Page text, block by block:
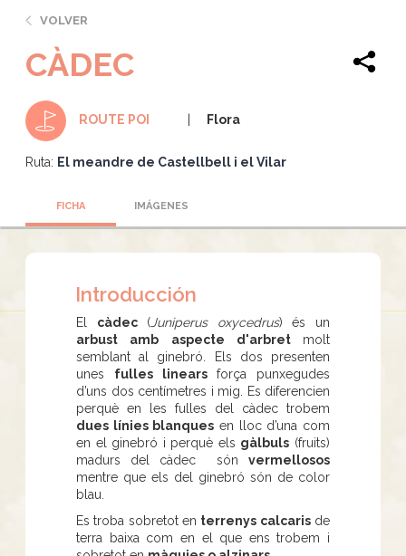
VOLVER
CÀDEC
ROUTE POI Flora
Ruta: El meandre de Castellbell i el Vilar
FICHA IMÁGENES
Introducción
El càdec( Juniperus oxycedrus) és un
arbust amb aspecte d'arbret molt
semblant al ginebró. Els dos presenten
unes fulles linearsforça punxegudes
d’uns dos centímetres i mig. Es diferencien
perquè en les fulles del càdec trobem
dues línies blanques en lloc d’una com
en el ginebró i perquè els gàlbuls (fruits)
madurs del càdec són vermellosos
mentre que els del ginebró són de color
blau.
Es troba sobretot en terrenys calcarisde
terra baixa com en el que ens trobem i